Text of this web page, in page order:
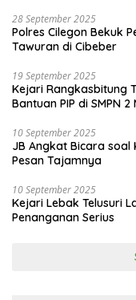
28 September 2025
Polres Cilegon Bekuk
Tawuran di Cibeber
19 September 2025
Kejari Rangkasbitung
Bantuan PIP di SMPN 2
10 September 2025
JB Angkat Bicara soal
Pesan Tajamnya
10 September 2025
Kejari Lebak Telusuri
Penanganan Serius